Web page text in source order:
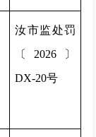
汝市监处罚
〔2026〕
DX-20号